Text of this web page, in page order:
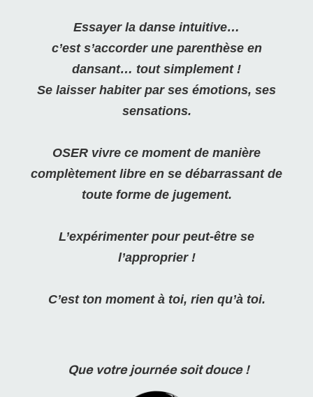
Essayer la danse intuitive…
c’est s’accorder une parenthèse en
dansant… tout simplement !
Se laisser habiter par ses émotions, ses
sensations.
OSER vivre ce moment de manière
complètement libre en se débarrassant de
toute forme de jugement.
L’expérimenter pour peut-être se
l’approprier !
C’est ton moment à toi, rien qu’à toi.
Que votre journée soit douce !